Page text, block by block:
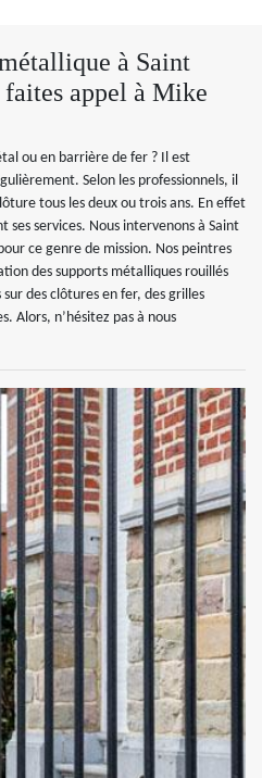
à Saint
appel à Mike
ou en barrière de fer ? Il est
Selon les professionnels, il
tous les deux ou trois ans. En effet
ses services. Nous intervenons à Saint
ce genre de mission. Nos peintres
des supports métalliques rouillés
des clôtures en fer, des grilles
Alors, n’hésitez pas à nous